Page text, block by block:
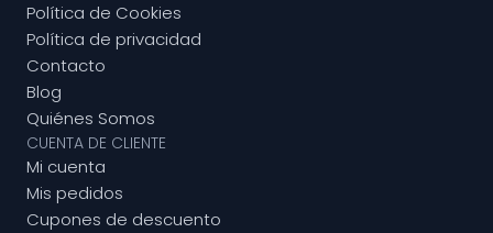
Política de Cookies
Política de privacidad
Contacto
Blog
Quiénes Somos
CUENTA DE CLIENTE
Mi cuenta
Mis pedidos
Cupones de descuento